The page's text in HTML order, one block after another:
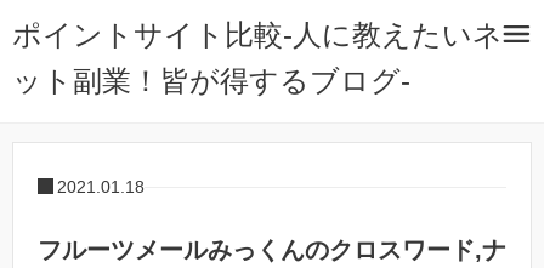
ポイントサイト比較-人に教えたいネ
ット副業！皆が得するブログ-
2021.01.18
フルーツメールみっくんのクロスワード,ナ